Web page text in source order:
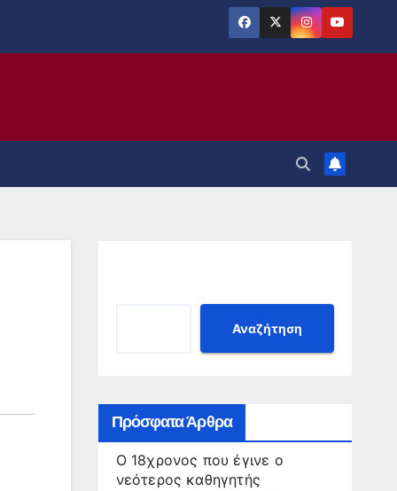
Αναζήτηση
Πρόσφατα Άρθρα
Ο 18χρονος που έγινε ο
νεότερος καθηγητής